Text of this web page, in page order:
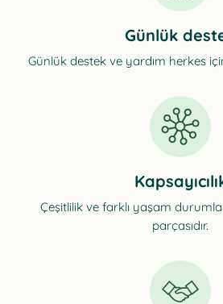
Günlük
Günlük destek ve yardım herkes
Çeşitlilik ve farklı yaşam
parçasıdır.